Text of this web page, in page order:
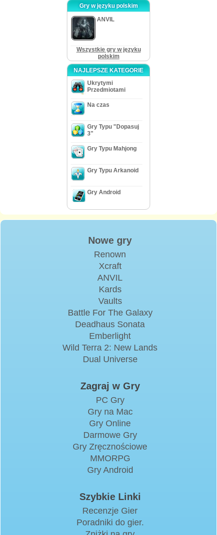
Gry w języku polskim
ANVIL
Wszystkie gry w języku
polskim
NAJLEPSZE KATEGORIE
Ukrytymi
Przedmiotami
Na czas
Gry Typu "Dopasuj
3"
Gry Typu Mahjong
Gry Typu Arkanoid
Gry Android
Nowe gry
Renown
Xcraft
ANVIL
Kards
Vaults
Battle For The Galaxy
Deadhaus Sonata
Emberlight
Wild Terra 2: New Lands
Dual Universe
Zagraj w Gry
PC Gry
Gry na Mac
Gry Online
Darmowe Gry
Gry Zręcznościowe
MMORPG
Gry Android
Szybkie Linki
Recenzje Gier
Poradniki do gier.